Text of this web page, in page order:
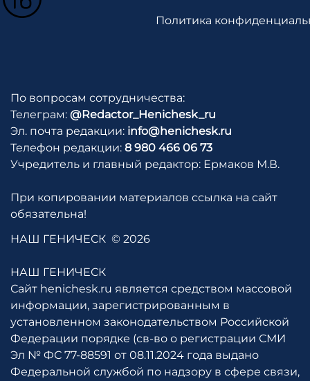
Политика
По вопросам сотрудничества:
Телеграм: @Redactor_Henichesk_ru
Эл. почта редакции: info@henichesk.ru
Телефон редакции: 8 980 466 06 73
Учредитель и главный редактор: Ермаков М.В.
При копировании материалов ссылка на сайт
обязательна!
НАШ ГЕНИЧЕСК © 2026
НАШ ГЕНИЧЕСК
Сайт henichesk.ru является средством массовой
информации, зарегистрированным в
установленном законодательством Российской
Федерации порядке (св-во о регистрации СМИ
Эл № ФС 77-88591 от 08.11.2024 года выдано
Федеральной службой по надзору в сфере связи,